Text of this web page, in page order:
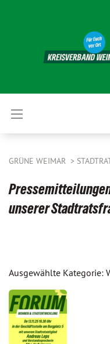
GRÜNE WEIMAR
unserer
Ausgewählte Kategorie: